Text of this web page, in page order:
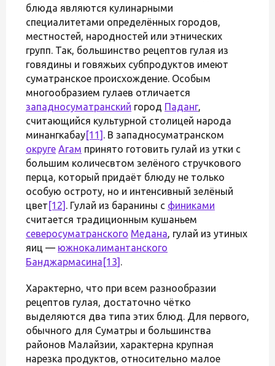
блюда являются кулинарными
специалитетами определённых городов,
местностей, народностей или этнических
групп. Так, большинство рецептов гулая из
говядины и говяжьих субпродуктов имеют
суматранское происхождение. Особым
многообразием гулаев отличается
западносуматранский город Паданг,
считающийся культурной столицей народа
минангкабау[11] . В западносуматранском
округе Агам принято готовить гулай из утки с
большим количесвтом зелёного стручкового
перца, который придаёт блюду не только
особую остроту, но и интенсивный зелёный
цвет [12] . Гулай из баранины с финиками
считается традиционным кушаньем
северосуматранского Медана, гулай из утиных
яиц — южнокалимантанского
Банджармасина [13] .
Характерно, что при всем разнообразии
рецептов гулая, достаточно чётко
выделяются два типа этих блюд. Для первого,
обычного для Суматры и большинства
районов Малайзии, характерна крупная
нарезка продуктов, относительно малое